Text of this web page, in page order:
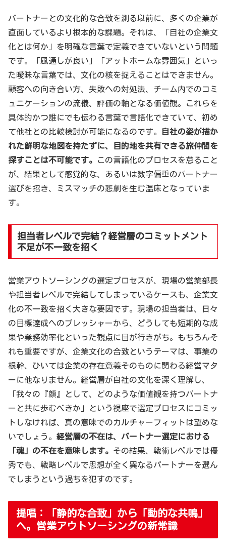
パートナーとの文化的な合致を測る以前に、多くの企業が
直面しているより根本的な課題。それは、「自社の企業文
化とは何か」を明確な言葉で定義できていないという問題
です。「風通しが良い」「アットホームな雰囲気」といっ
た曖昧な言葉では、文化の核を捉えることはできません。
顧客への向き合い方、失敗への対処法、チーム内でのコミ
ュニケーションの流儀、評価の軸となる価値観。これらを
具体的かつ誰にでも伝わる言葉で言語化できていて、初め
て他社との比較検討が可能になるのです。
自社の姿が描か
れた鮮明な地図を持たずに、目的地を共有できる旅仲間を
探すことは不可能です。
この言語化のプロセスを怠ること
が、結果として感覚的な、あるいは数字偏重のパートナー
選びを招き、ミスマッチの悲劇を生む温床となっていま
す。
担当者レベルで完結？経営層のコミットメント
不足が不一致を招く
営業アウトソーシングの選定プロセスが、現場の営業部長
や担当者レベルで完結してしまっているケースも、企業文
化の不一致を招く大きな要因です。現場の担当者は、日々
の目標達成へのプレッシャーから、どうしても短期的な成
果や業務効率化といった観点に目が行きがち。もちろんそ
れも重要ですが、企業文化の合致というテーマは、事業の
根幹、ひいては企業の存在意義そのものに関わる経営マタ
ーに他なりません。経営層が自社の文化を深く理解し、
「我々の『顔』として、どのような価値観を持つパートナ
ーと共に歩むべきか」という視座で選定プロセスにコミッ
トしなければ、真の意味でのカルチャーフィットは望めな
いでしょう。 経営層の不在は、パートナー選定における
「魂」の不在を意味します。 その結果、戦術レベルでは優
秀でも、戦略レベルで思想が全く異なるパートナーを選ん
でしまうという過ちを犯すのです。
提唱：「静的な合致」から「動的な共鳴」
へ。営業アウトソーシングの新常識